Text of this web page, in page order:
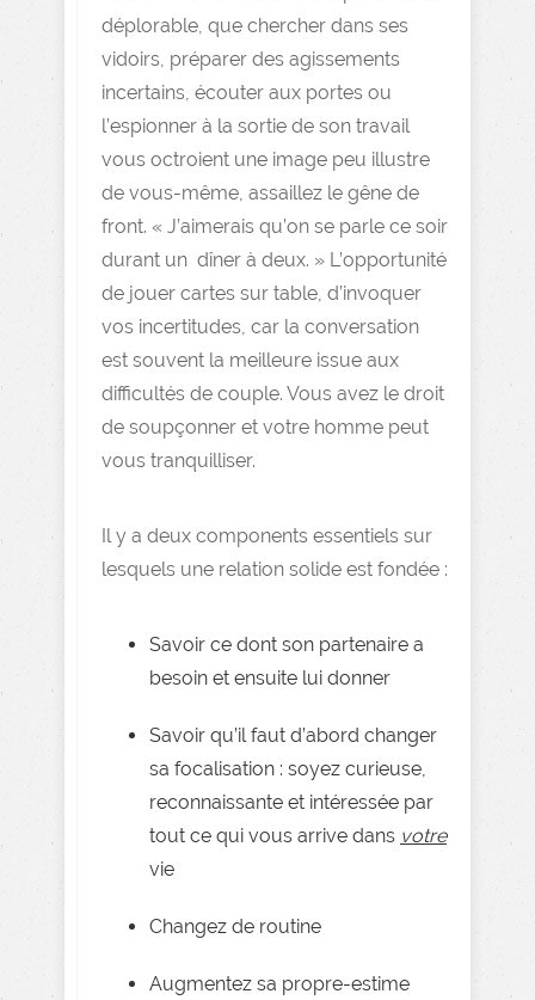
déplorable, que chercher dans ses
vidoirs, préparer des agissements
incertains, écouter aux portes ou
l’espionner à la sortie de son travail
vous octroient une image peu illustre
de vous-même, assaillez le gêne de
front. « J’aimerais qu’on se parle ce soir
durant un dîner à deux. » L’opportunité
de jouer cartes sur table, d’invoquer
vos incertitudes, car la conversation
est souvent la meilleure issue aux
difficultés de couple. Vous avez le droit
de soupçonner et votre homme peut
vous tranquilliser.
Il y a deux components essentiels sur
lesquels une relation solide est fondée :
Savoir ce dont son partenaire a
besoin et ensuite lui donner
Savoir qu’il faut d’abord changer
sa focalisation : soyez curieuse,
reconnaissante et intéressée par
tout ce qui vous arrive dans votre
vie
Changez de routine
Augmentez sa propre-estime